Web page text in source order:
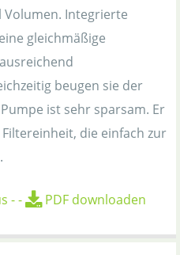
Volumen. Integrierte
gleichmäßige
beugen sie der
ist sehr sparsam. Er
die einfach zur
-- PDF downloaden